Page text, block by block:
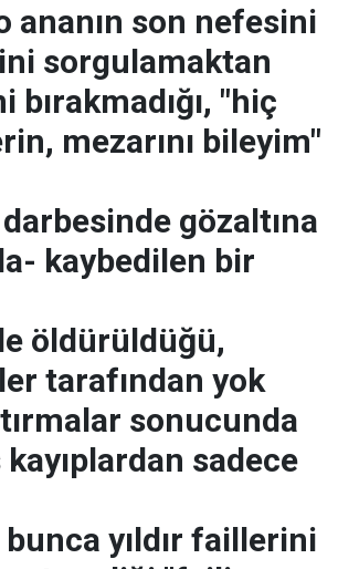
ananın son nefesini
sorgulamaktan
"hiç
mezarını bileyim"
gözaltına
kaybedilen bir
öldürüldüğü,
tarafından yok
sonucunda
sadece
bunca yıldır faillerini